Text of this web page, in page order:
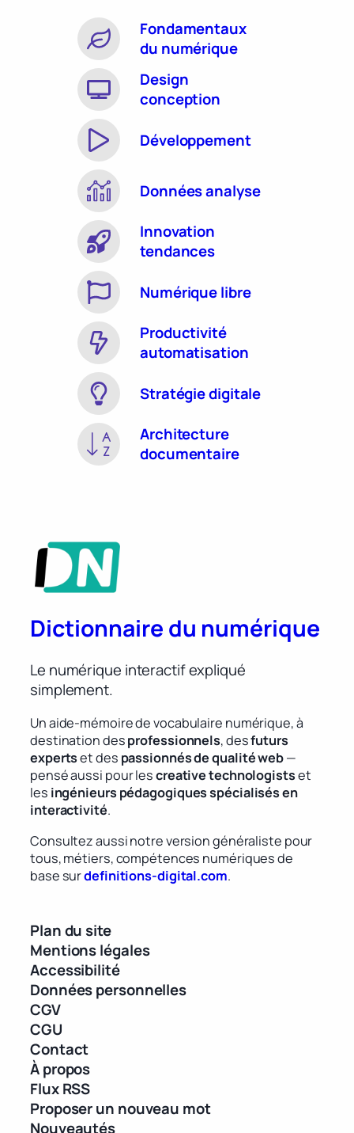
Fondamentaux
du numérique
Design
conception
Développement
Données analyse
Innovation
tendances
Numérique libre
Productivité
automatisation
Stratégie digitale
Architecture
documentaire
Dictionnaire du numérique
Le numérique interactif expliqué
simplement.
Un aide-mémoire de vocabulaire numérique, à
destination desprofessionnels, desfuturs
expertset des passionnés de qualité web—
pensé aussi pour lescreative technologistset
les ingénieurs pédagogiques spécialisés en
interactivité.
Consultez aussi notre version généraliste pour
tous, métiers, compétences numériques de
base surdefinitions-digital.com.
Plan du site
Mentions légales
Accessibilité
Données personnelles
CGV
CGU
Contact
À propos
Flux RSS
Proposer un nouveau mot
Nouveautés